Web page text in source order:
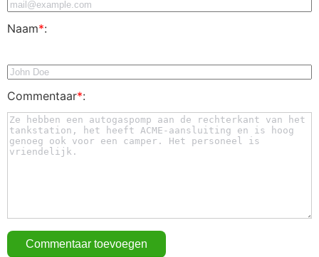
Naam*:
Commentaar*: